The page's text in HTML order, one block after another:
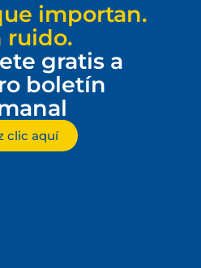
importan.
ruido.
gratis a
boletín
clic aquí